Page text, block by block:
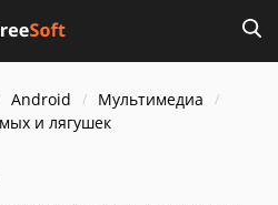
Android
Мультимедиа
и лягушек